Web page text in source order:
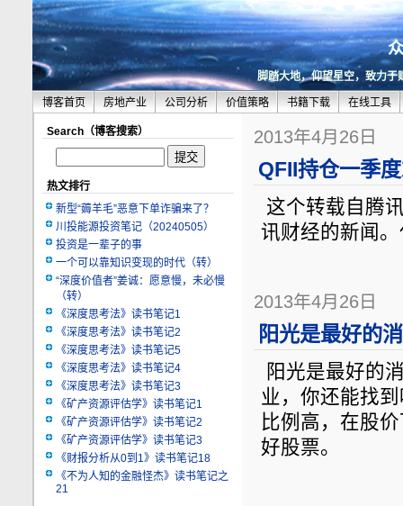
脚踏大地，仰望星空，致力于
博客首页 房地产业 公司分析 价值策略 书籍下载 在线工具
Search（博客搜索）
热文排行
新型“薅羊毛”恶意下单诈骗来了？
川投能源投资笔记（20240505）
投资是一辈子的事
一个可以靠知识变现的时代（转）
“深度价值者”姜诚：愿意慢，未必慢
（转）
《深度思考法》读书笔记1
《深度思考法》读书笔记2
《深度思考法》读书笔记5
《深度思考法》读书笔记4
《深度思考法》读书笔记3
《矿产资源评估学》读书笔记1
《矿产资源评估学》读书笔记2
《矿产资源评估学》读书笔记3
《财报分析从0到1》读书笔记18
《不为人知的金融怪杰》读书笔记之
21
2013年4月26日
QFII持仓一季
这个转载自腾
讯财经的新闻
2013年4月26日
阳光是最好的
阳光是最好的
业，你还能找
比例高，在股
好股票。